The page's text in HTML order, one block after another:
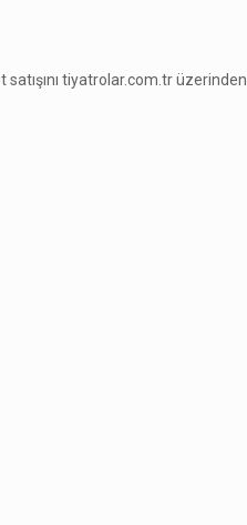
tiyatrolar.com.tr üzerinden